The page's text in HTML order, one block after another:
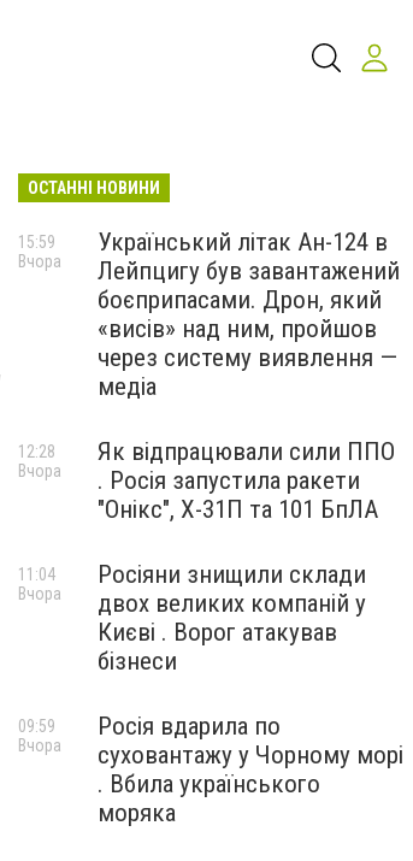
ОСТАННІ НОВИНИ
Український літак Ан-124 в
Лейпцигу був завантажений
боєприпасами. Дрон, який
«висів» над ним, пройшов
через систему виявлення —
медіа
15:59
Вчора
Як відпрацювали сили ППО
. Росія запустила ракети
"Онікс", Х-31П та 101 БпЛА
12:28
Вчора
Росіяни знищили склади
двох великих компаній у
Києві . Ворог атакував
бізнеси
11:04
Вчора
Росія вдарила по
суховантажу у Чорному морі
. Вбила українського
моряка
09:59
Вчора